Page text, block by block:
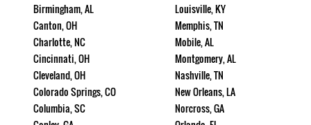
Birmingham, AL
Canton, OH
Charlotte, NC
Cincinnati, OH
Cleveland, OH
Colorado Springs, CO
Columbia, SC
Louisville, KY
Memphis, TN
Mobile, AL
Montgomery, AL
Nashville, TN
New Orleans, LA
Norcross, GA